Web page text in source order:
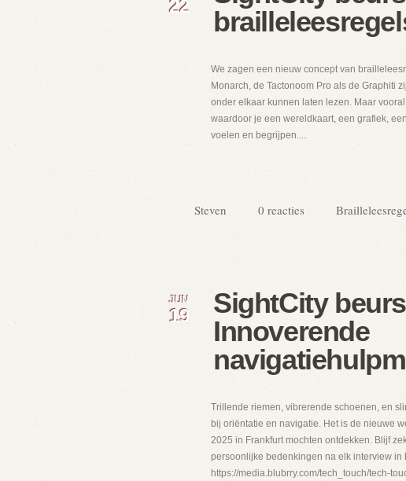
22
We zagen een nieuw concept van
Monarch, de Tactonoom Pro als de Graphiti
onder elkaar kunnen laten lezen. Maar
waardoor je een wereldkaart, een grafiek,
voelen en begrijpen....
Steven 0 reacties
SightCity
Innoverende
JUN
19
Trillende riemen, vibrerende schoenen, en
bij oriëntatie en navigatie. Het is de nieuwe
2025 in Frankfurt mochten ontdekken. Blijf
persoonlijke bedenkingen na elk interview in
https://media.blubrry.com/tech_touch/tech-